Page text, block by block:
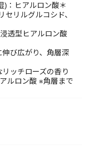
)：ヒアルロン酸＊
セリルグルコシド、
透型ヒアルロン酸
び広がり、角層深
ッチローズの香り
ルロン酸 ※角層まで